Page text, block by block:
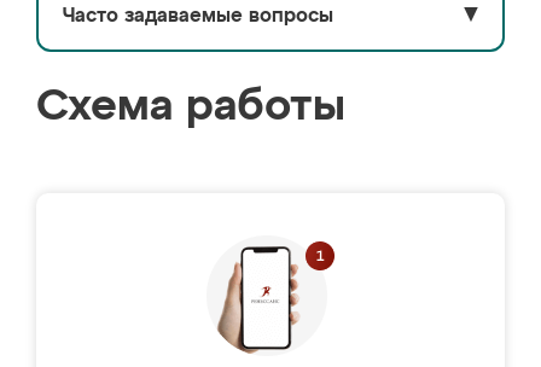
Часто задаваемые вопросы ▼
Схема работы